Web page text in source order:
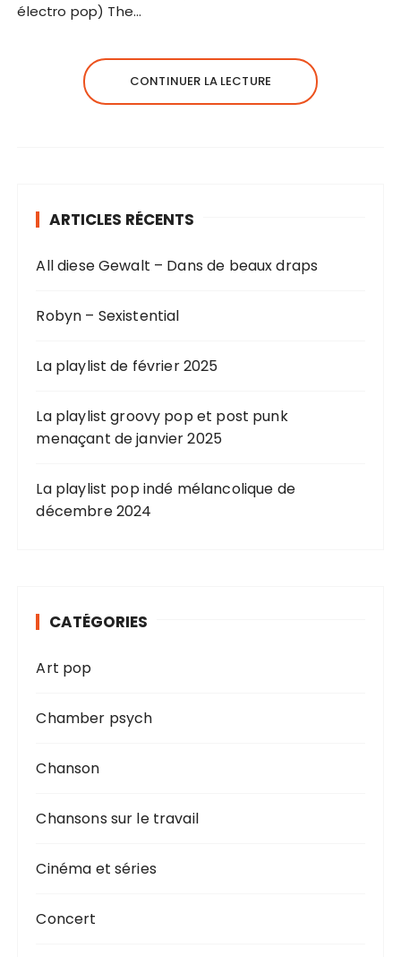
électro pop) The…
CONTINUER LA LECTURE
ARTICLES RÉCENTS
All diese Gewalt – Dans de beaux draps
Robyn – Sexistential
La playlist de février 2025
La playlist groovy pop et post punk
menaçant de janvier 2025
La playlist pop indé mélancolique de
décembre 2024
CATÉGORIES
Art pop
Chamber psych
Chanson
Chansons sur le travail
Cinéma et séries
Concert